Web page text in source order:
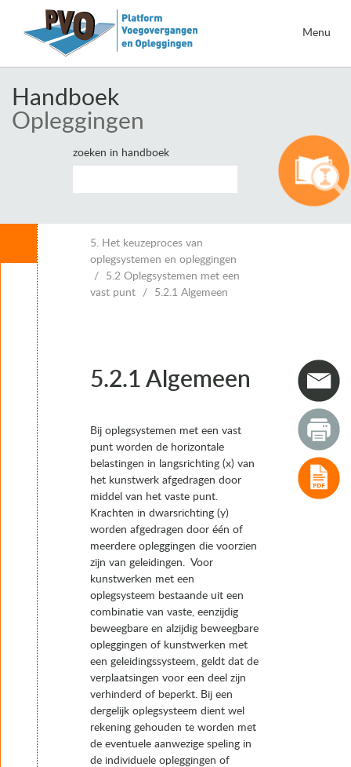
Menu
Handboek
Opleggingen
zoeken in handboek
Leeswijzer
5. Het keuzeproces van oplegsystemen en opleggingen
5.1 Algemeen
5.2.2 Gedrag onder intern opgelegde vervorming
5.2.3 Gedrag onder externe belasting
5.3 Oplegsystemen zonder vast punt: “drijvend”
5.4 Combinatie oplegsystemen
5.5 Voorbeelden van oplegsystemen
5.6 Keuze van opleggingen en afschatting ruimtebeslag
5. Het keuzeproces van
oplegsystemen en opleggingen
5.2 Oplegsystemen met een
vast punt
5.2.1 Algemeen
5.2.1 Algemeen
Bij oplegsystemen met een vast
punt worden de horizontale
belastingen in langsrichting (x) van
het kunstwerk afgedragen door
middel van het vaste punt.
Krachten in dwarsrichting (y)
worden afgedragen door één of
meerdere opleggingen die voorzien
zijn van geleidingen. Voor
kunstwerken met een
oplegsysteem bestaande uit een
combinatie van vaste, eenzijdig
beweegbare en alzijdig beweegbare
opleggingen of kunstwerken met
een geleidingssysteem, geldt dat de
verplaatsingen voor een deel zijn
verhinderd of beperkt. Bij een
dergelijk oplegsysteem dient wel
rekening gehouden te worden met
de eventuele aanwezige speling in
de individuele opleggingen of